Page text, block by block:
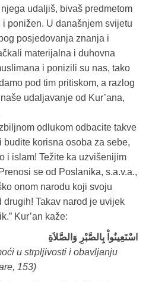
udaljiš, bivaš predmetom
i ponižen. U današnjem svijetu
posjedovanja znanja i
materijalna i duhovna
i ponizili su nas, tako
pod tim pritiskom, a razlog
udaljavanje od Kur’ana,
odlukom odbacite takve
budite korisna osoba za sebe,
i islam! Težite ka uzvišenijim
se od Poslanika, s.a.v.a.,
onom narodu koji svoju
drugih! Takav narod je uvijek
Kur’an kaže:
اسْتَعِينُواْ بِالصَّبْرِ وَالصَّلاَةِ
u strpljivosti i obavljanju
153)